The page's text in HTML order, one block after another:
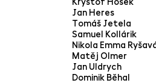
Jan Heres
Tomáš Jetela
Samuel Kollárik
Nikola Emma
Matěj Olmer
Jan Uldrych
Dominik Běhal